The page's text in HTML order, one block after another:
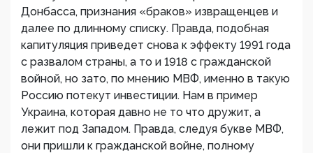
Донбасса, признания «браков» извращенцев и
далее по длинному списку. Правда, подобная
капитуляция приведет снова к эффекту 1991 года
с развалом страны, а то и 1918 с гражданской
войной, но зато, по мнению МВФ, именно в такую
Россию потекут инвестиции. Нам в пример
Украина, которая давно не то что дружит, а
лежит под Западом. Правда, следуя букве МВФ,
они пришли к гражданской войне, полному